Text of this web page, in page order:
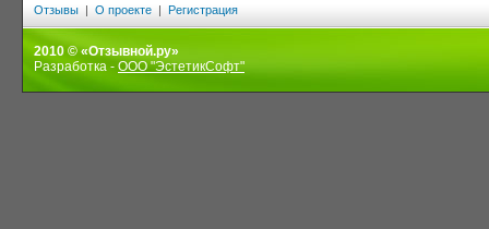
Отзывы | О проекте | Регистрация
2010 © «Отзывной.ру»
Разработка - ООО "ЭстетикСофт"